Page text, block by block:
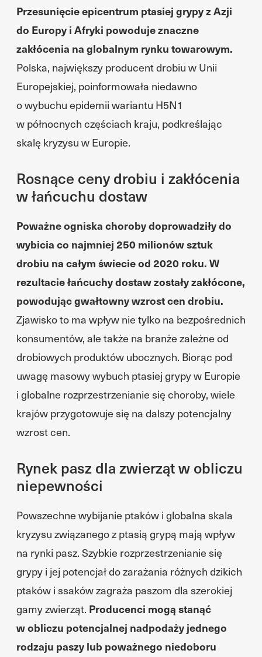
Przesunięcie epicentrum ptasiej grypy z Azji
do Europy i Afryki powoduje znaczne
zakłócenia na globalnym rynku towarowym.
Polska, największy producent drobiu w Unii
Europejskiej, poinformowała niedawno
o wybuchu epidemii wariantu H5N1
w północnych częściach kraju, podkreślając
skalę kryzysu w Europie.
Rosnące ceny drobiu i zakłócenia
w łańcuchu dostaw
Poważne ogniska choroby doprowadziły do
wybicia co najmniej 250 milionów sztuk
drobiu na całym świecie od 2020 roku. W
rezultacie łańcuchy dostaw zostały zakłócone,
powodując gwałtowny wzrost cen drobiu.
Zjawisko to ma wpływ nie tylko na bezpośrednich
konsumentów, ale także na branże zależne od
drobiowych produktów ubocznych. Biorąc pod
uwagę masowy wybuch ptasiej grypy w Europie
i globalne rozprzestrzenianie się choroby, wiele
krajów przygotowuje się na dalszy potencjalny
wzrost cen.
Rynek pasz dla zwierząt w obliczu
niepewności
Powszechne wybijanie ptaków i globalna skala
kryzysu związanego z ptasią grypą mają wpływ
na rynki pasz. Szybkie rozprzestrzenianie się
grypy i jej potencjał do zarażania różnych dzikich
ptaków i ssaków zagraża paszom dla szerokiej
gamy zwierząt. Producenci mogą stanąć
w obliczu potencjalnej nadpodaży jednego
rodzaju paszy lub poważnego niedoboru